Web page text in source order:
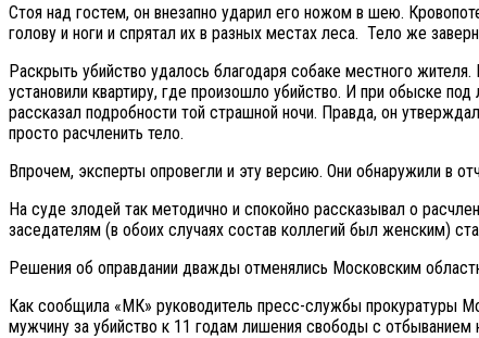
Стоя над гостем, он внезапно ударил его ножом в шею.
голову и ноги и спрятал их в разных местах леса. Тело же
Раскрыть убийство удалось благодаря собаке местного
установили квартиру, где произошло убийство. И при обыске
рассказал подробности той страшной ночи. Правда, он
просто расчленить тело.
Впрочем, эксперты опровегли и эту версию. Они обнаружили в
На суде злодей так методично и спокойно рассказывал о
заседателям (в обоих случаях состав коллегий был женским)
Решения об оправдании дважды отменялись Московским
Как сообщила «МК» руководитель пресс-службы прокуратуры
мужчину за убийство к 11 годам лишения свободы с отбыванием